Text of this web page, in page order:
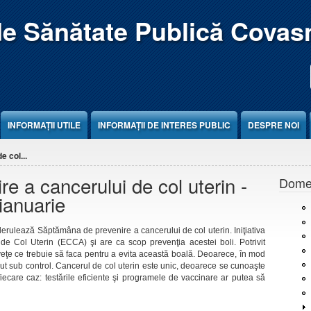
Sănătate Publică
INFORMAȚII UTILE INFORMAȚII DE INTERES PUBLIC DESPRE NOI
col...
a cancerului de col uterin -
Săptămâna de prevenire a cancerului de col uterin. Iniţiativa
Col Uterin (ECCA) şi are ca scop prevenţia acestei boli. Potrivit
ce trebuie să faca pentru a evita această boală. Deoarece, în mod
sub control. Cancerul de col uterin este unic, deoarece se cunoaşte
caz: testările eficiente şi programele de vaccinare ar putea să